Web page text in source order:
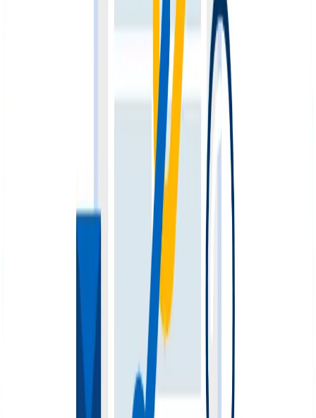
Auditoría de enlaces internos
Los enlaces internos rotos hacen que los usuarios y los
rastreadores de Google lleguen a páginas que ya no
existen, por lo que generalmente se derivan en
. Así se afecta la autoridad de la página. Para
solucionarlo, apunta todos los enlaces internos a
Demasiados enlaces internos
Cuando una página tiene más de 3000 enlaces internos,
debe ser marcada en los informes de las auditorías,
pues será una sobrecarga si se mira desde la usabilidad.
El atributo rel=”nofollow” restringe el paso de los bots
de Google a través del contenido. Por eso, es
importante asignarlos solamente cuando sean